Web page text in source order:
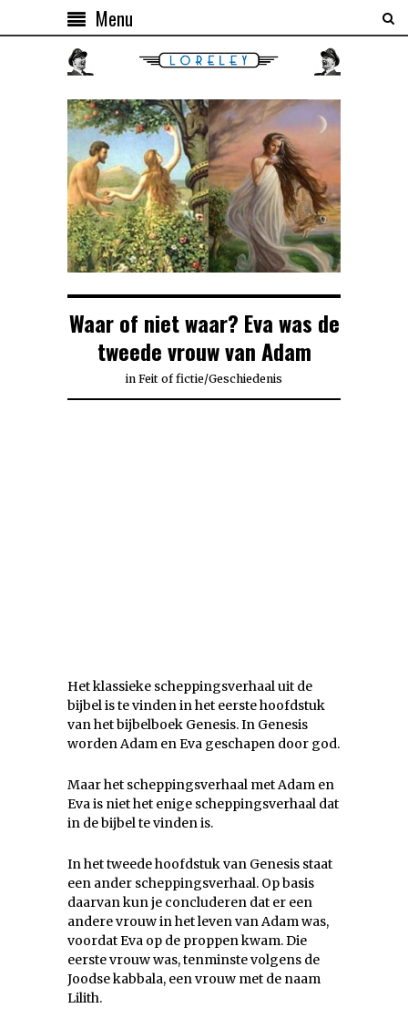
Menu
Waar of niet waar? Eva was de
tweede vrouw van Adam
in Feit of fictie/Geschiedenis
Het klassieke scheppingsverhaal uit de
bijbel is te vinden in het eerste hoofdstuk
van het bijbelboek Genesis. In Genesis
worden Adam en Eva geschapen door god.
Maar het scheppingsverhaal met Adam en
Eva is niet het enige scheppingsverhaal dat
in de bijbel te vinden is.
In het tweede hoofdstuk van Genesis staat
een ander scheppingsverhaal. Op basis
daarvan kun je concluderen dat er een
andere vrouw in het leven van Adam was,
voordat Eva op de proppen kwam. Die
eerste vrouw was, tenminste volgens de
Joodse kabbala, een vrouw met de naam
Lilith.